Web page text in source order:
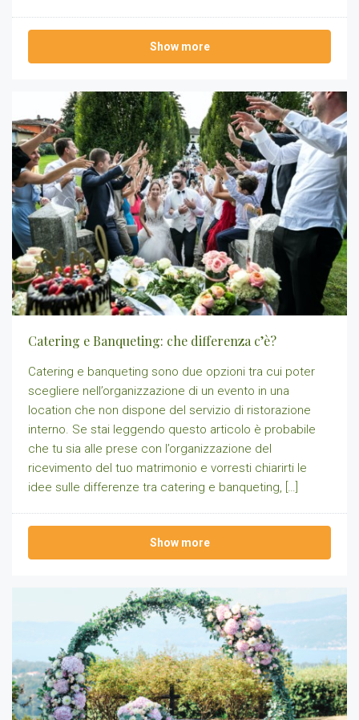
Show more
Catering e Banqueting: che differenza c’è?
Catering e banqueting sono due opzioni tra cui poter
scegliere nell’organizzazione di un evento in una
location che non dispone del servizio di ristorazione
interno. Se stai leggendo questo articolo è probabile
che tu sia alle prese con l’organizzazione del
ricevimento del tuo matrimonio e vorresti chiarirti le
idee sulle differenze tra catering e banqueting, […]
Show more